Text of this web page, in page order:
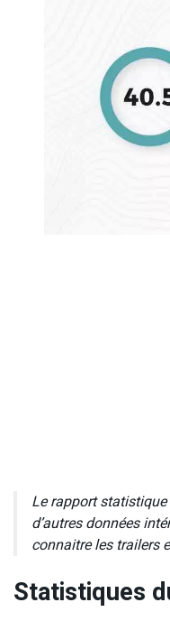
Le rapport
d’autres données
connaitre les trailers
Statistiques